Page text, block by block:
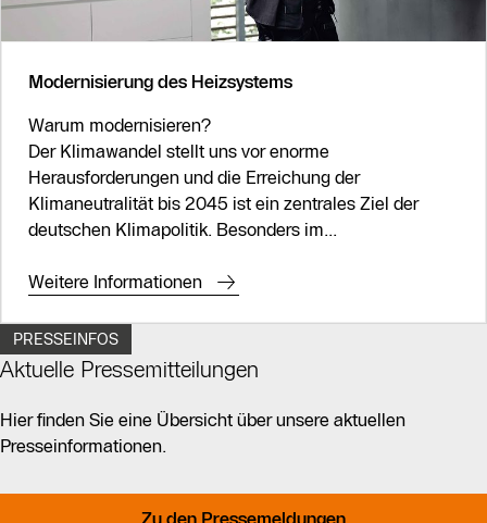
Modernisierung des Heizsystems
Warum modernisieren?
Der Klimawandel stellt uns vor enorme
Herausforderungen und die Erreichung der
Klimaneutralität bis 2045 ist ein zentrales Ziel der
deutschen Klimapolitik. Besonders im...
Weitere Informationen
PRESSEINFOS
Aktuelle Pressemitteilungen
Hier finden Sie eine Übersicht über unsere aktuellen
Presseinformationen.